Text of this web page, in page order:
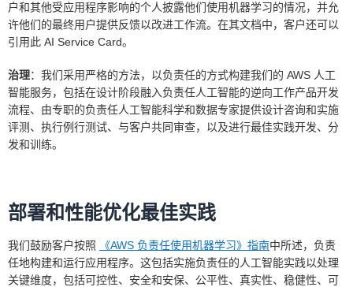
户和其他受应用程序影响的个人披露他们使用机器学习的情况，并允
许他们的最终用户提供反馈以改进工作流。在其文档中，客户还可以
引用此 AI Service Card。
治理：我们采用严格的方法，以负责任的方式构建我们的 AWS 人工
智能服务，包括在设计阶段融入负责任人工智能的逆向工作产品开发
流程、由专职的负责任人工智能科学和数据专家提供设计咨询和实施
评测、执行例行测试、与客户共同审查，以及进行最佳实践开发、分
发和训练。
部署和性能优化最佳实践
我们鼓励客户按照 《AWS 负责任使用机器学习》指南中所述，负责
任地构建和运行应用程序。这包括实施负责任的人工智能实践以处理
关键维度，包括可控性、安全和安保、公平性、真实性、稳健性、可